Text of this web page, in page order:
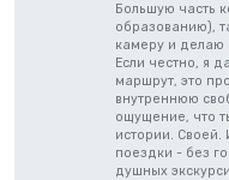
Большую часть
образованию),
камеру и делаю
Если честно, я
маршрут, это
внутреннюю
ощущение, что
истории.
поездки - без
душных